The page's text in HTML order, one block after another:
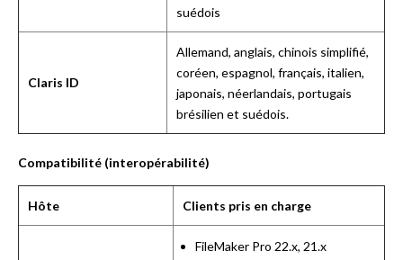
suédois
Claris ID
Allemand, anglais, chinois simplifié,
coréen, espagnol, français, italien,
japonais, néerlandais, portugais
brésilien et suédois.
Compatibilité (interopérabilité)
Hôte Clients pris en charge
FileMaker Pro 22.x, 21.x